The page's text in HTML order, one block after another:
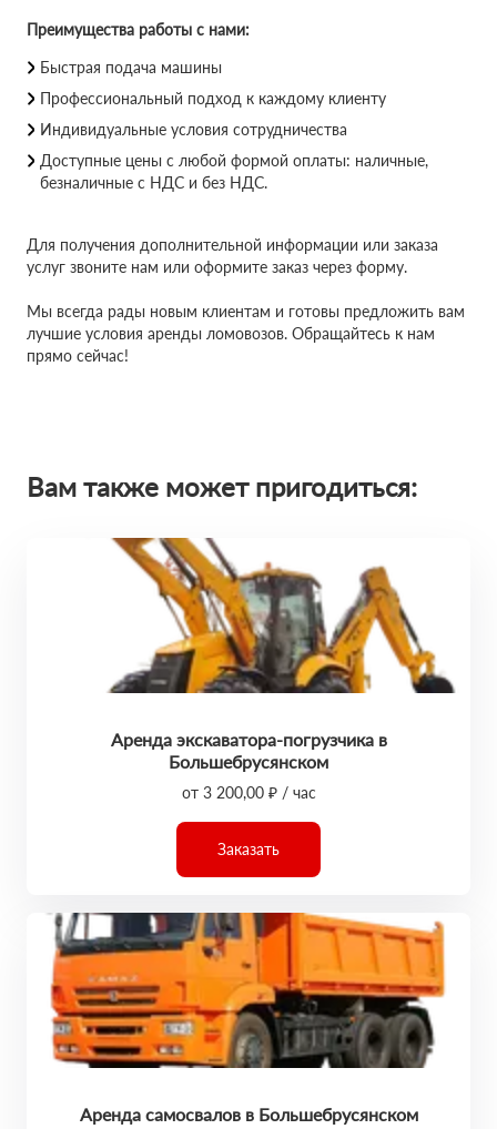
Преимущества работы с нами:
Быстрая подача машины
Профессиональный подход к каждому клиенту
Индивидуальные условия сотрудничества
Доступные цены с любой формой оплаты: наличные,
безналичные с НДС и без НДС.
Для получения дополнительной информации или заказа
услуг звоните нам или оформите заказ через форму.
Мы всегда рады новым клиентам и готовы предложить вам
лучшие условия аренды ломовозов. Обращайтесь к нам
прямо сейчас!
Вам также может пригодиться:
Аренда экскаватора-погрузчика в
Большебрусянском
от 3 200,00 ₽ / час
Заказать
Аренда самосвалов в Большебрусянском